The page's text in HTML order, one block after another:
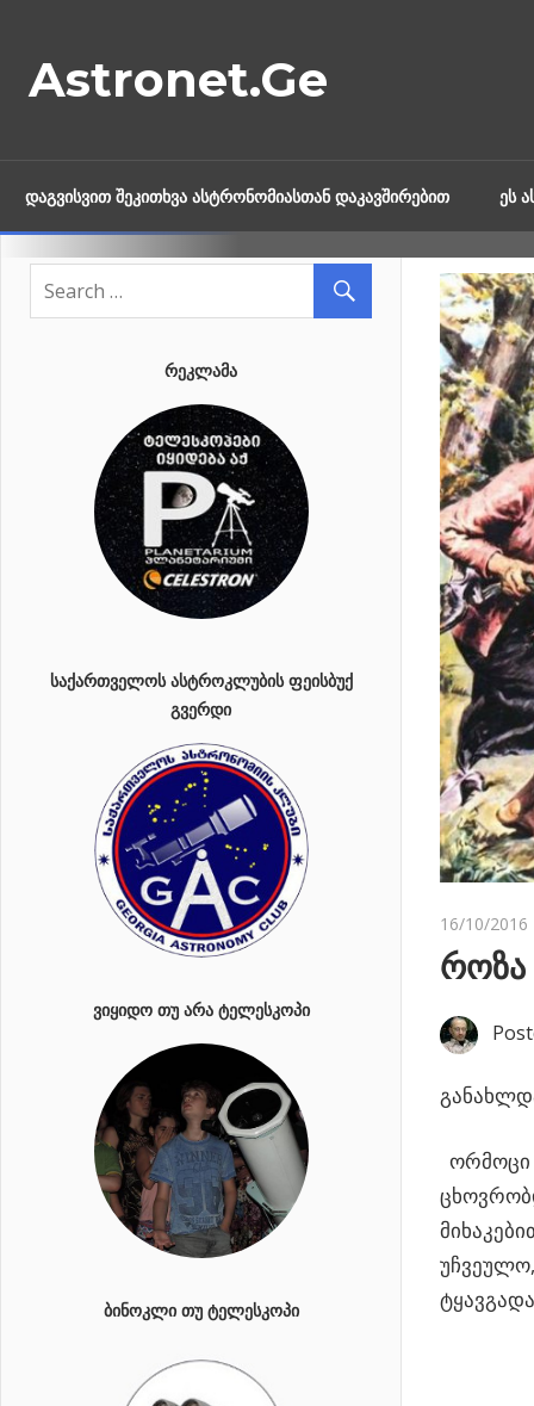
content
Astronet.Ge
ᲓᲐᲒᲕᲘᲡᲕᲘᲗ ᲨᲔᲙᲘᲗᲮᲕᲐ ᲐᲡᲢᲠᲝᲜᲝᲛᲘᲐᲡᲗᲐᲜ ᲓᲐᲙᲐᲕᲨᲘᲠᲔᲑᲘᲗ ᲔᲡ
16/10/2016
როზა
ორმოცი
ᲠᲔᲙᲚᲐᲛᲐ
ᲡᲐᲥᲐᲠᲗᲕᲔᲚᲝᲡ ᲐᲡᲢᲠᲝᲙᲚᲣᲑᲘᲡ ᲤᲔᲘᲡᲑᲣᲥ
ᲒᲕᲔᲠᲓᲘ
ᲕᲘᲧᲘᲓᲝ ᲗᲣ ᲐᲠᲐ ᲢᲔᲚᲔᲡᲙᲝᲞᲘ
ᲑᲘᲜᲝᲙᲚᲘ ᲗᲣ ᲢᲔᲚᲔᲡᲙᲝᲞᲘ